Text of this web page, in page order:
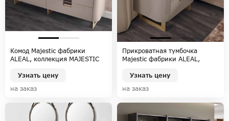
Комод Majestic фабрики
ALEAL, коллекция MAJESTIC
Узнать цену
на заказ
Прикроватная тумбочка
Majestic фабрики ALEAL,
Узнать цену
на заказ